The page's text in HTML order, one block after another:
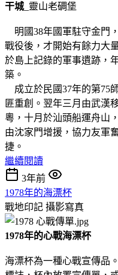
干城_靈山老碉堡
明國38年國軍駐守金門
戰役後，才開始有餘力大
於島上記錄的軍事遺跡，
築。
成立於民國37年的第75
匪重創。翌年三月由武漢
粵，十月於汕頭船運舟山
由沈家門增援，協力友軍
捷。
繼續閱讀
3年前
1978年的海漂杯
戰地印記 攝影寫真
1978年的心戰海漂杯
海漂杯為一種心戰宣傳品